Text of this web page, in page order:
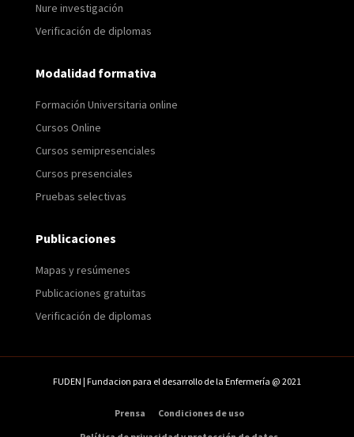
Nure investigación
Verificación de diplomas
Modalidad formativa
Formación Universitaria online
Cursos Online
Cursos semipresenciales
Cursos presenciales
Pruebas selectivas
Publicaciones
Mapas y resúmenes
Publicaciones gratuitas
Verificación de diplomas
FUDEN | Fundacion para el desarrollo de la Enfermería @ 2021
Prensa
Condiciones de uso